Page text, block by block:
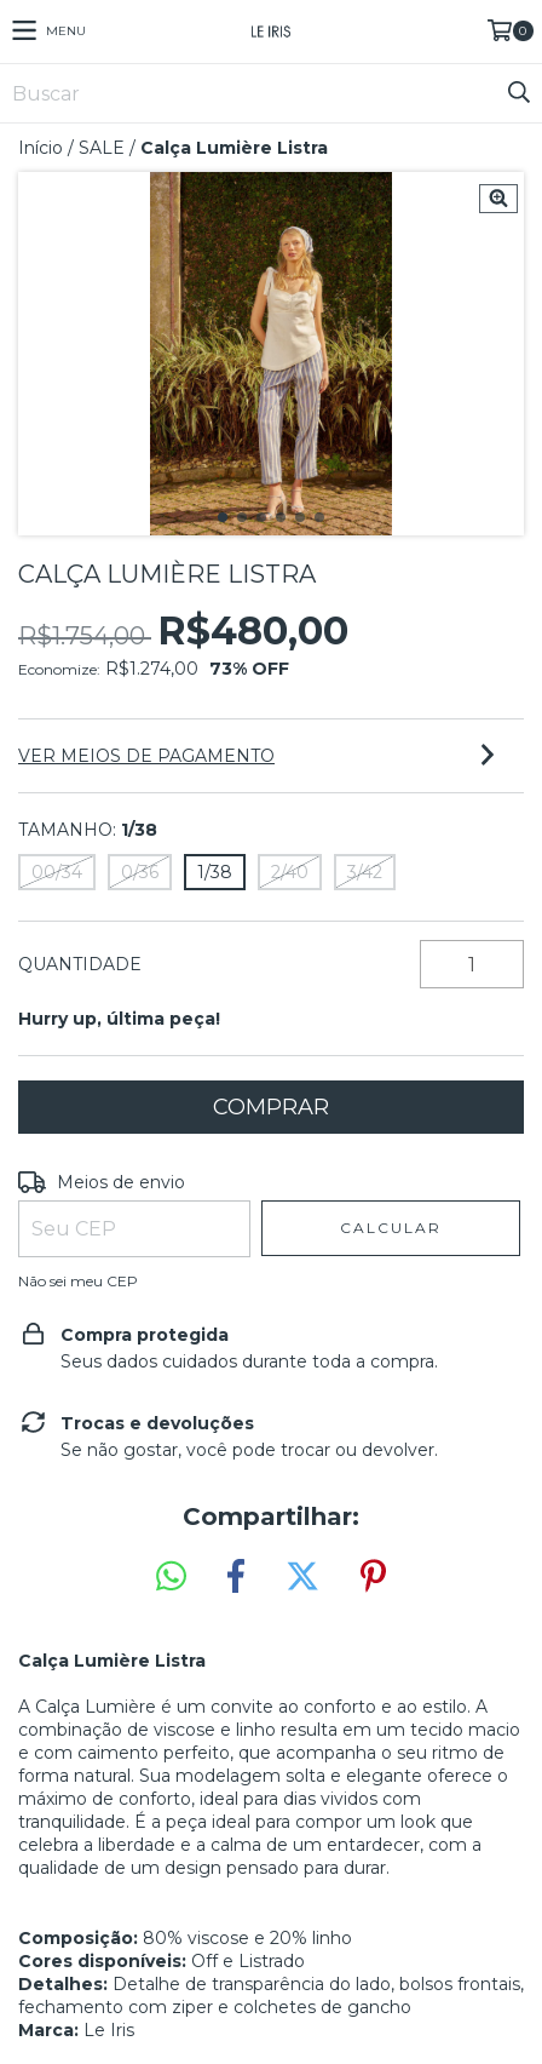
MENU 0
Início / SALE / Calça Lumière Listra
CALÇA LUMIÈRE LISTRA
R$1.754,00 R$480,00
Economize: R$1.274,00 73% OFF
VER MEIOS DE PAGAMENTO
TAMANHO: 1/38
00/34
0/36 1/38 2/40 3/42
QUANTIDADE
Hurry up, última peça!
Entregas para o CEP:
Meios de envio
CALCULAR
Não sei meu CEP
Compra protegida
Seus dados cuidados durante toda a compra.
Trocas e devoluções
Se não gostar, você pode trocar ou devolver.
Compartilhar:
Calça Lumière Listra
A Calça Lumière é um convite ao conforto e ao estilo. A
combinação de viscose e linho resulta em um tecido macio
e com caimento perfeito, que acompanha o seu ritmo de
forma natural. Sua modelagem solta e elegante oferece o
máximo de conforto, ideal para dias vividos com
tranquilidade. É a peça ideal para compor um look que
celebra a liberdade e a calma de um entardecer, com a
qualidade de um design pensado para durar.
Composição: 80% viscose e 20% linho
Cores disponíveis: Off e Listrado
Detalhes: Detalhe de transparência do lado, bolsos frontais,
fechamento com ziper e colchetes de gancho
Marca: Le Iris